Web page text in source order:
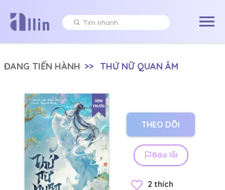
ĐANG TIẾN HÀNH >> THỨ NỮ QUAN ÂM
THEO DÕI
Báo lỗi
2 thích